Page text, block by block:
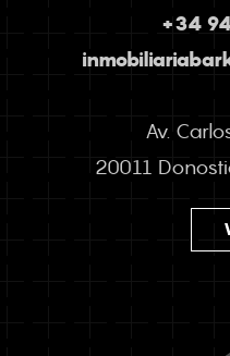
+34
Av.
20011